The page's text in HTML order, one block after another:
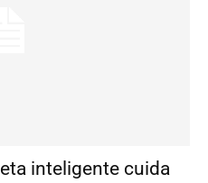
inteligente cuida